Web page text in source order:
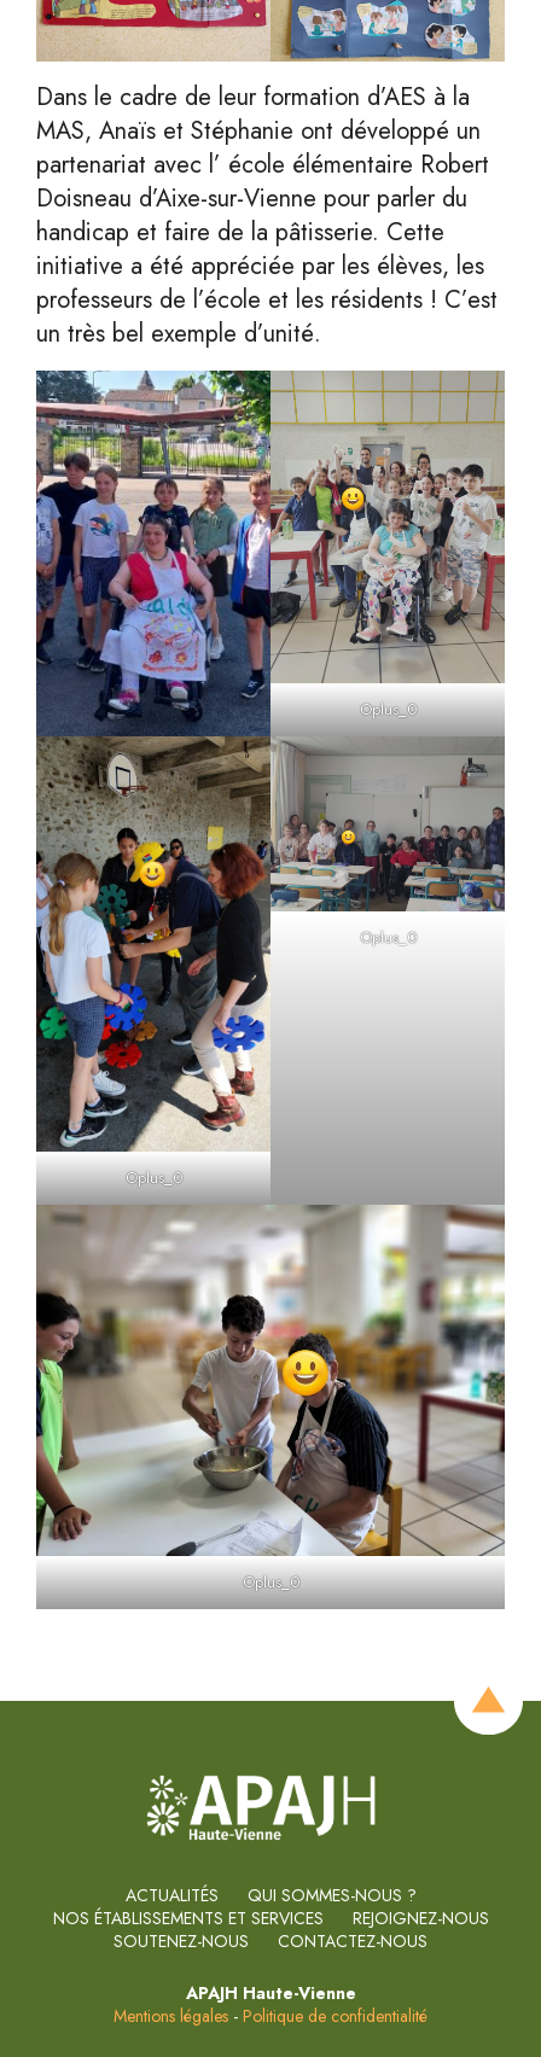
Dans le cadre de leur formation d’AES à la
MAS, Anaïs et Stéphanie ont développé un
partenariat avec l’ école élémentaire Robert
Doisneau d’Aixe-sur-Vienne pour parler du
handicap et faire de la pâtisserie. Cette
initiative a été appréciée par les élèves, les
professeurs de l’école et les résidents ! C’est
un très bel exemple d’unité.
Oplus_0
Oplus_0
Oplus_0
Oplus_0
ACTUALITÉS
QUI SOMMES-NOUS ?
NOS ÉTABLISSEMENTS ET SERVICES
REJOIGNEZ-NOUS
SOUTENEZ-NOUS
CONTACTEZ-NOUS
APAJH Haute-Vienne
Mentions légales - Politique de confidentialité